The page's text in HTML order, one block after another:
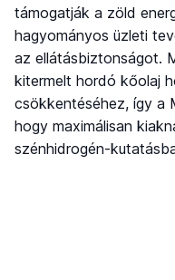
támogatják a zöld
hagyományos üzleti
az ellátásbiztonságot.
kitermelt hordó kőolaj
csökkentéséhez, így a
hogy maximálisan
szénhidrogén-